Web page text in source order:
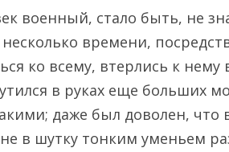
военный, стало быть, не
времени,
ко всему, втерлись к нему
в руках еще больших
даже был доволен, что
в шутку тонким уменьем